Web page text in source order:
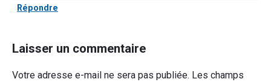
Répondre
Laisser un commentaire
Votre adresse e-mail ne sera pas publiée. Les champs